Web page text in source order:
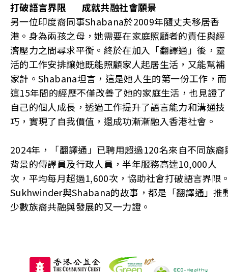
打破語言界限
成就共融社會願景
另一位印度裔同事Shabana於2009年隨丈夫移居香
港。身為兩孩之母，她需要在家庭照顧者的責任與經
濟壓力之間尋求平衡。終於在加入「翻譯通」後，靈
活的工作安排讓她既能照顧家人起居生活，又能幫補
家計。Shabana坦言，這是她人生的第一份工作，而
這15年間的經歷不僅改善了她的家庭生活，也見證了
自己的個人成長，透過工作提升了語言能力和溝通技
巧，實現了自我價值，還成功漸漸融入香港社會。
2024年，「翻譯通」已聘用超過120名來自不同族裔
背景的傳譯員及行政人員，半年服務高達10,000人
次，平均每月超過1,600次，協助社會打破語言界限
Sukhwinder與Shabana的故事，都是「翻譯通」推
少數族裔共融與發展的又一力證。